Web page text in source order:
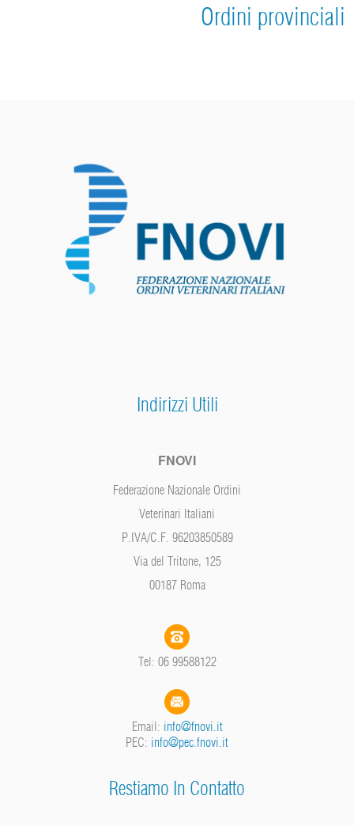
Ordini provinciali
Indirizzi Utili
FNOVI
Federazione Nazionale Ordini
Veterinari Italiani
P.IVA/C.F. 96203850589
Via del Tritone, 125
00187 Roma
Tel: 06 99588122
Email: info@fnovi.it
PEC: info@pec.fnovi.it
Restiamo In Contatto